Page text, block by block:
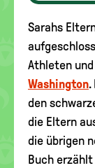
Sarahs
Athleten und
Washington.
den
die Eltern
die übrigen
Buch